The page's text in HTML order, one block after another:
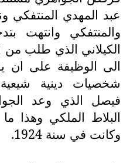
عبد المهدي
والمنتفكي وانتهت
الكيلاني الذي طلب
الى الوظيفة على ان
شخصيات دينية
فيصل الذي وعد
البلاط الملكي وهذا
وكانت في سنة 1924.